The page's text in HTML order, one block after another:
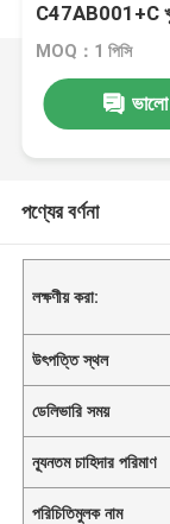
C47AB001+C
MOQ：1 পিসি
ভালো
পণ্যের বর্ণনা
লক্ষণীয় করা:
উৎপত্তি স্থল
ডেলিভারি সময়
ন্যূনতম চাহিদার পরিমাণ
পরিচিতিমুলক নাম